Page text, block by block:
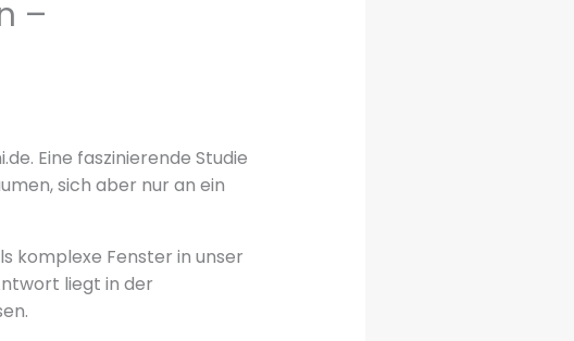
–
Eine faszinierende Studie
sich aber nur an ein
komplexe Fenster in unser
liegt in der